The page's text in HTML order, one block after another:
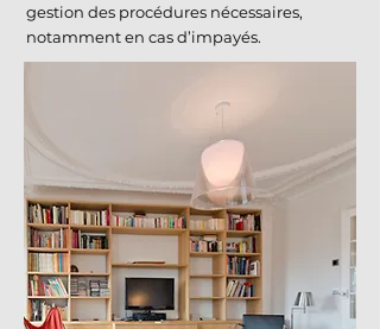
gestion des procédures nécessaires,
notamment en cas d’impayés.